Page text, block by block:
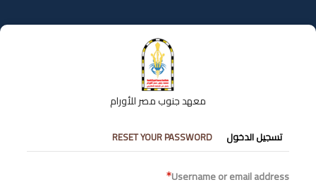
إلى
المحتوى
معهد جنوب مصر للأورام
التبويبات
الأساسية
تسجيل الدخول RESET YOUR PASSWORD
Username or email address